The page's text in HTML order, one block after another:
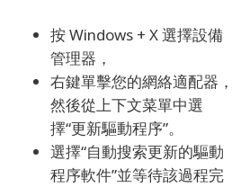
按 Windows + X 選擇設備
管理器，
右鍵單擊您的網絡適配器，
然後從上下文菜單中選
擇“更新驅動程序”。
選擇“自動搜索更新的驅動
程序軟件”並等待該過程完